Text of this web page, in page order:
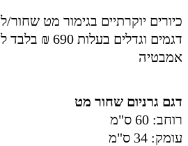
כיורים יוקרתיים בגימור מט שחור/
דגמים וגדלים
אמבטיה
דגם גרניום שחור מט
רוחב: 60 ס"מ
עומק: 34 ס"מ